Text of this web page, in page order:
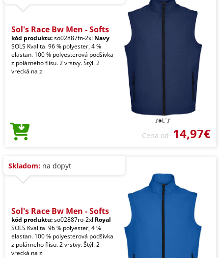
Sol's Race Bw Men - Softs
kód produktu:so02887fn-2xl Navy
SOLS Kvalita. 96 % polyester, 4 %
elastan. 100 % polyesterová podšívka
z polárneho flísu. 2 vrstvy. Štýl. 2
vrecká na zi
Cena od 14,97€
Skladom: na dopyt
Sol's Race Bw Men - Softs
kód produktu:so02887ro-2xl Royal
SOLS Kvalita. 96 % polyester, 4 %
elastan. 100 % polyesterová podšívka
z polárneho flísu. 2 vrstvy. Štýl. 2
vrecká na zi